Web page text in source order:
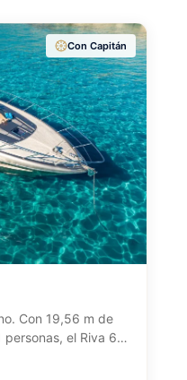
Con Capitán
Con 19,56 m de
el Riva 63
y acabados